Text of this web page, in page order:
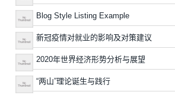
Blog Style Listing Example
新冠疫情对就业的影响及对策建议
2020年世界经济形势分析与展望
“两山”理论诞生与践行